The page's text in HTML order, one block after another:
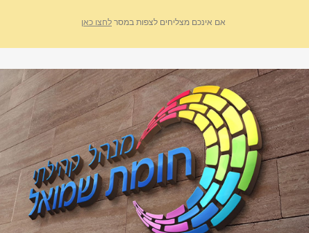
אם אינכם מצליחים לצפות במסר לחצו כאן